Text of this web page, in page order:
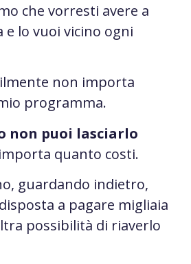
che vorresti avere a
e lo vuoi vicino ogni
non importa
programma.
non puoi lasciarlo
quanto costi.
guardando indietro,
a pagare migliaia
possibilità di riaverlo